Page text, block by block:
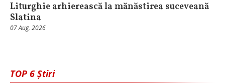
Liturghie arhierească la mănăstirea suceveană
Slatina
07 Aug, 2026
TOP 6 Știri